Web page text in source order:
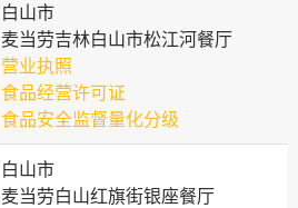
白山市
麦当劳吉林白山市松江河餐厅
营业执照
食品经营许可证
食品安全监督量化分级
白山市
麦当劳白山红旗街银座餐厅